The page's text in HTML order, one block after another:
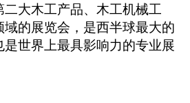
大木工产品、木工机械工
的展览会，是西半球最大的
世界上最具影响力的专业展